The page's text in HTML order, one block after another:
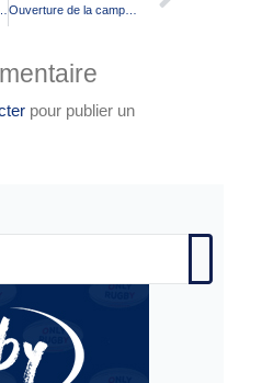
pour publier un